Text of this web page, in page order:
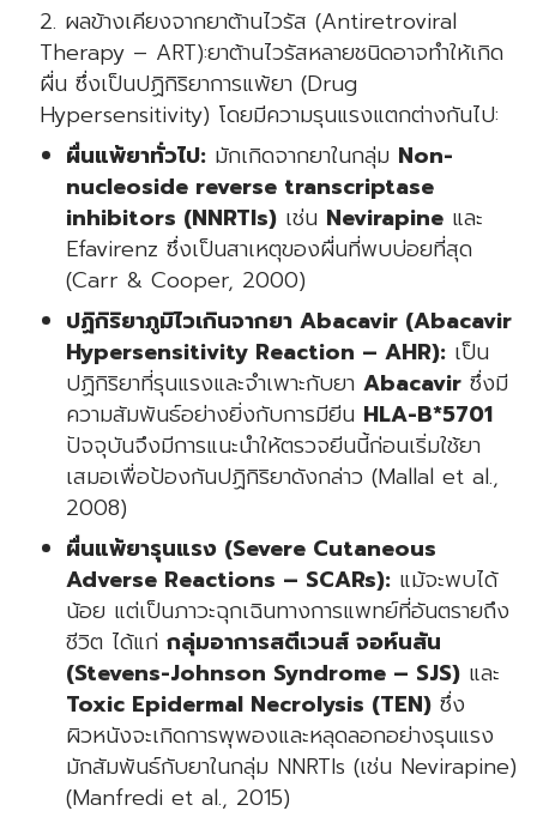
ผลข้างเคียงจากยาต้านไวรัส (Antiretroviral
Therapy – ART):ยาต้านไวรัสหลายชนิดอาจทำให้เกิด
ผื่น ซึ่งเป็นปฏิกิริยาการแพ้ยา (Drug
Hypersensitivity) โดยมีความรุนแรงแตกต่างกันไป:
ผื่นแพ้ยาทั่วไป: มักเกิดจากยาในกลุ่ม Non-
nucleoside reverse transcriptase
inhibitors (NNRTIs) เช่น Nevirapine และ
Efavirenz ซึ่งเป็นสาเหตุของผื่นที่พบบ่อยที่สุด
(Carr & Cooper, 2000)
ปฏิกิริยาภูมิไวเกินจากยา Abacavir (Abacavir
Hypersensitivity Reaction – AHR): เป็น
ปฏิกิริยาที่รุนแรงและจำเพาะกับยา Abacavir ซึ่งมี
ความสัมพันธ์อย่างยิ่งกับการมียีน HLA-B*5701
ปัจจุบันจึงมีการแนะนำให้ตรวจยีนนี้ก่อนเริ่มใช้ยา
เสมอเพื่อป้องกันปฏิกิริยาดังกล่าว (Mallal et al.,
2008)
ผื่นแพ้ยารุนแรง (Severe Cutaneous
Adverse Reactions – SCARs): แม้จะพบได้
น้อย แต่เป็นภาวะฉุกเฉินทางการแพทย์ที่อันตรายถึง
ชีวิต ได้แก่ กลุ่มอาการสตีเวนส์ จอห์นสัน
(Stevens-Johnson Syndrome – SJS) และ
Toxic Epidermal Necrolysis (TEN) ซึ่ง
ผิวหนังจะเกิดการพุพองและหลุดลอกอย่างรุนแรง
มักสัมพันธ์กับยาในกลุ่ม NNRTIs (เช่น Nevirapine)
(Manfredi et al., 2015)